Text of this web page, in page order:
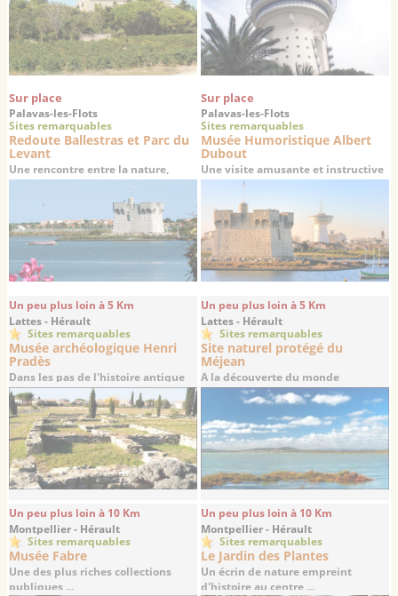
Sur place
Palavas-les-Flots
Sites remarquables
Redoute Ballestras et Parc du
Levant
Une rencontre entre la nature,
l'histoire et la culture
Sur place
Palavas-les-Flots
Sites remarquables
Musée Humoristique Albert
Dubout
Une visite amusante et instructive
au cœur de la Redoute Ballestras
Un peu plus loin à 5 Km
Lattes - Hérault
Sites remarquables
Musée archéologique Henri
Pradès
Dans les pas de l'histoire antique
du ...
Un peu plus loin à 5 Km
Lattes - Hérault
Sites remarquables
Site naturel protégé du
Méjean
A la découverte du monde
lagunaire languedocien
Un peu plus loin à 10 Km
Montpellier - Hérault
Sites remarquables
Musée Fabre
Une des plus riches collections
publiques ...
Un peu plus loin à 10 Km
Montpellier - Hérault
Sites remarquables
Le Jardin des Plantes
Un écrin de nature empreint
d'histoire au centre ...